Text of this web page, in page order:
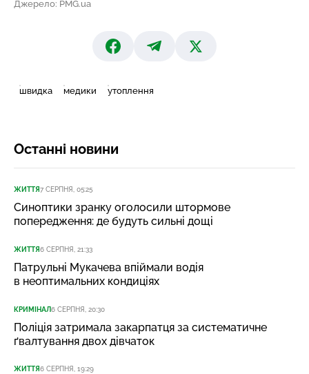
Джерело: PMG.ua
швидка медики утоплення
Останні новини
ЖИТТЯ7 СЕРПНЯ, 05:25
Синоптики зранку оголосили штормове
попередження: де будуть сильні дощі
ЖИТТЯ6 СЕРПНЯ, 21:33
Патрульні Мукачева впіймали водія
в неоптимальних кондиціях
КРИМІНАЛ6 СЕРПНЯ, 20:30
Поліція затримала закарпатця за систематичне
ґвалтування двох дівчаток
ЖИТТЯ6 СЕРПНЯ, 19:29